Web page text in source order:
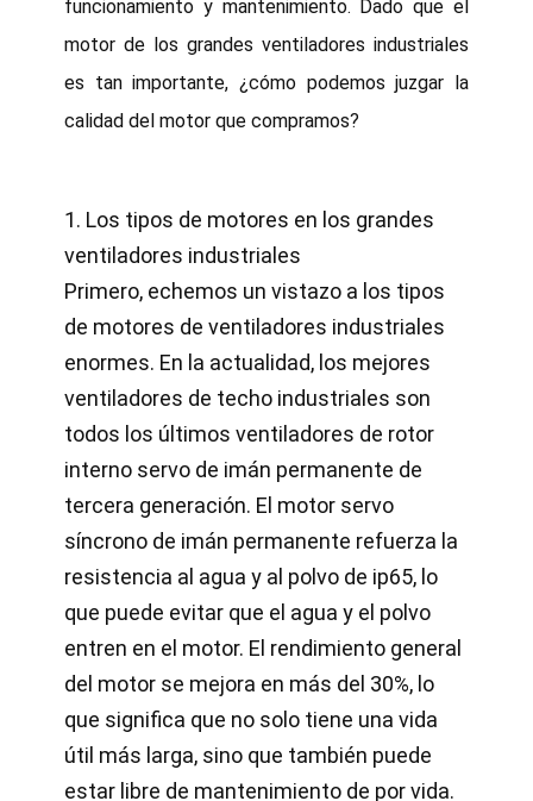
funcionamiento y mantenimiento. Dado que el
motor de los grandes ventiladores industriales
es tan importante, ¿cómo podemos juzgar la
calidad del motor que compramos?
1. Los tipos de motores en los grandes
ventiladores industriales
Primero, echemos un vistazo a los tipos
de motores de ventiladores industriales
enormes. En la actualidad, los mejores
ventiladores de techo industriales son
todos los últimos ventiladores de rotor
interno servo de imán permanente de
tercera generación. El motor servo
síncrono de imán permanente refuerza la
resistencia al agua y al polvo de ip65, lo
que puede evitar que el agua y el polvo
entren en el motor. El rendimiento general
del motor se mejora en más del 30%, lo
que significa que no solo tiene una vida
útil más larga, sino que también puede
estar libre de mantenimiento de por vida.